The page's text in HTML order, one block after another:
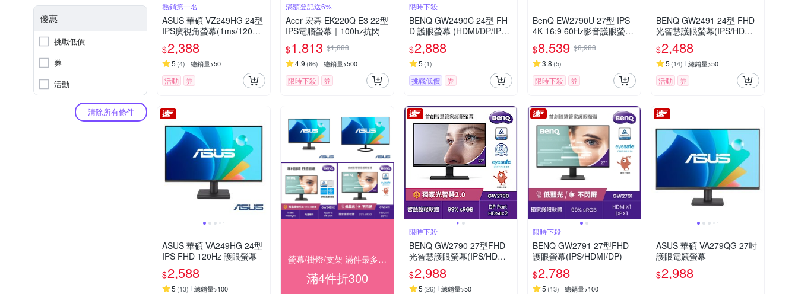
優惠
挑戰低價
券
活動
清除所有條件
熱銷第一名
ASUS 華碩 VZ249HG 24型
IPS廣視角螢幕(1ms/120Hz/
HDMI/TUV低藍光)
$2,388
5 (4) 總銷量>50
活動 券
滿額登記送6%
Acer 宏碁 EK220Q E3 22型
IPS電腦螢幕｜100hz抗閃
$1,813 $1,888
4.9 (66) 總銷量>500
限時下殺 券
限時下殺
BENQ GW2490C 24型 FH
D 護眼螢幕 (HDMI/DP/IPS/
Type-C)
$2,888
5 (1)
挑戰低價 券
BenQ EW2790U 27型 IPS
4K 16:9 60Hz影音護眼螢幕
(HDMI/Type-C)
$8,539 $8,988
3.8 (5)
限時下殺 券
BENQ GW2491 24型 FHD
光智慧護眼螢幕(IPS/HDMI/
DP)
$2,488
5 (14) 總銷量>50
活動 券
ASUS 華碩 VA249HG 24型
IPS FHD 120Hz 護眼螢幕
$2,588
5 (13) 總銷量>100
螢幕/掛燈/支架 滿件最多折300！(快速到貨)
滿4件折300
限時下殺
BENQ GW2790 27型FHD
光智慧護眼螢幕(IPS/HDMI/
DP/有喇叭)
$2,988
5 (26) 總銷量>50
限時下殺
BENQ GW2791 27型FHD
護眼螢幕(IPS/HDMI/DP)
$2,788
5 (13) 總銷量>100
ASUS 華碩 VA279QG 27吋
護眼電競螢幕
$2,988